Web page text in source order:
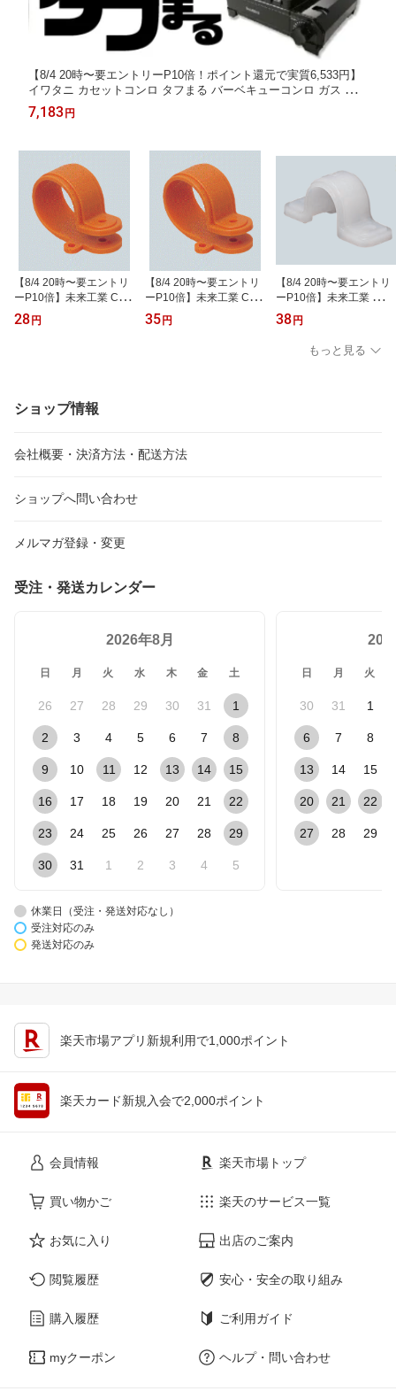
【8/4 20時〜要エントリーP10倍！ポイント還元で実質6,533円】
イワタニ カセットコンロ タフまる バーベキューコンロ ガス カセ
ットフー CB-ODX-1-BK 【CBODX1BK】キャンプ アウトドア BB
Qコンロ 黒 ブラック Iwatani 送料無料
7,183円
【8/4 20時〜要エントリ
ーP10倍】未来工業 CD
管片サドル KTC-14
28円
【8/4 20時〜要エントリ
ーP10倍】未来工業 CD
管片サドル KTC-16
35円
【8/4 20時〜要エントリ
ーP10倍】未来工業 両サ
ドル(CD管用) LST-16P
38円
もっと見る
ショップ情報
会社概要・決済方法・配送方法
ショップへ問い合わせ
メルマガ登録・変更
受注・発送カレンダー
2026年8月
日 月 火 水 木 金 土
26 27 28 29 30 31 1
2 3 4 5 6 7 8
9 10 11 12 13 14 15
16 17 18 19 20 21 22
23 24 25 26 27 28 29
30 31 1 2 3 4 5
日 月 火
30 31 1
6 7 8
13 14 15
20 21 22
27 28 29
休業日（受注・発送対応なし）
受注対応のみ
発送対応のみ
楽天市場アプリ新規利用で1,000ポイント
楽天カード新規入会で2,000ポイント
会員情報
買い物かご
お気に入り
閲覧履歴
購入履歴
myクーポン
楽天市場トップ
楽天のサービス一覧
出店のご案内
安心・安全の取り組み
ご利用ガイド
ヘルプ・問い合わせ